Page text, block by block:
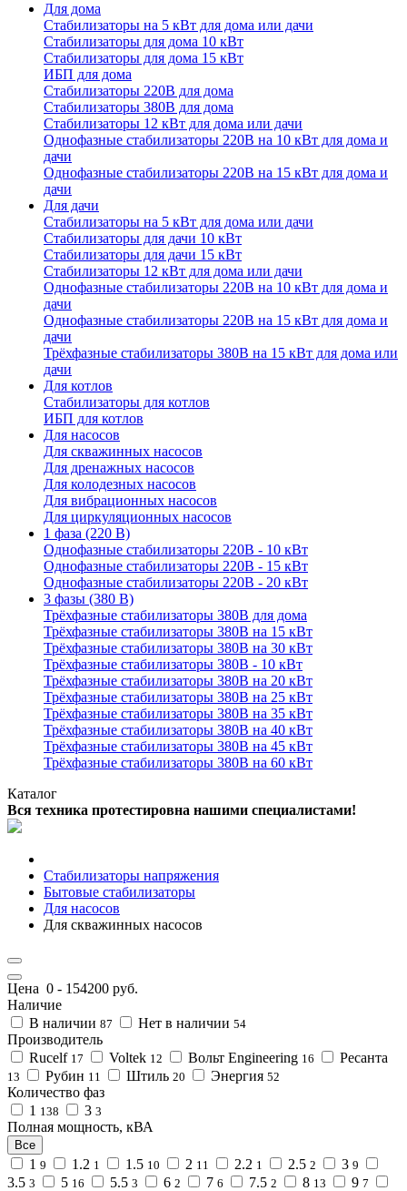
Для дома
Стабилизаторы на 5 кВт для дома или дачи
Стабилизаторы для дома 10 кВт
Стабилизаторы для дома 15 кВт
ИБП для дома
Стабилизаторы 220В для дома
Стабилизаторы 380В для дома
Стабилизаторы 12 кВт для дома или дачи
Однофазные стабилизаторы 220В на 10 кВт для дома и
дачи
Однофазные стабилизаторы 220В на 15 кВт для дома и
дачи
Для дачи
Стабилизаторы на 5 кВт для дома или дачи
Стабилизаторы для дачи 10 кВт
Стабилизаторы для дачи 15 кВт
Стабилизаторы 12 кВт для дома или дачи
Однофазные стабилизаторы 220В на 10 кВт для дома и
дачи
Однофазные стабилизаторы 220В на 15 кВт для дома и
дачи
Трёхфазные стабилизаторы 380В на 15 кВт для дома или
дачи
Для котлов
Стабилизаторы для котлов
ИБП для котлов
Для насосов
Для скважинных насосов
Для дренажных насосов
Для колодезных насосов
Для вибрационных насосов
Для циркуляционных насосов
1 фаза (220 В)
Однофазные стабилизаторы 220В - 10 кВт
Однофазные стабилизаторы 220В - 15 кВт
Однофазные стабилизаторы 220В - 20 кВт
3 фазы (380 В)
Трёхфазные стабилизаторы 380В для дома
Трёхфазные стабилизаторы 380В на 15 кВт
Трёхфазные стабилизаторы 380В на 30 кВт
Трёхфазные стабилизаторы 380В - 10 кВт
Трёхфазные стабилизаторы 380В на 20 кВт
Трёхфазные стабилизаторы 380В на 25 кВт
Трёхфазные стабилизаторы 380В на 35 кВт
Трёхфазные стабилизаторы 380В на 40 кВт
Трёхфазные стабилизаторы 380В на 45 кВт
Трёхфазные стабилизаторы 380В на 60 кВт
Каталог
Вся техника протестировна нашими специалистами!
Стабилизаторы напряжения
Бытовые стабилизаторы
Для насосов
Для скважинных насосов
Цена 0 - 154200 руб.
Наличие
В наличии 87 Нет в наличии 54
Производитель
Rucelf 17 Voltek 12 Вольт Engineering 16 Ресанта
13 Рубин 11 Штиль 20 Энергия 52
Количество фаз
1 138 3 3
Полная мощность, кВА
Все
1 9 1.2 1 1.5 10 2 11 2.2 1 2.5 2 3 9
3.5 3 5 16 5.5 3 6 2 7 6 7.5 2 8 13 9 7